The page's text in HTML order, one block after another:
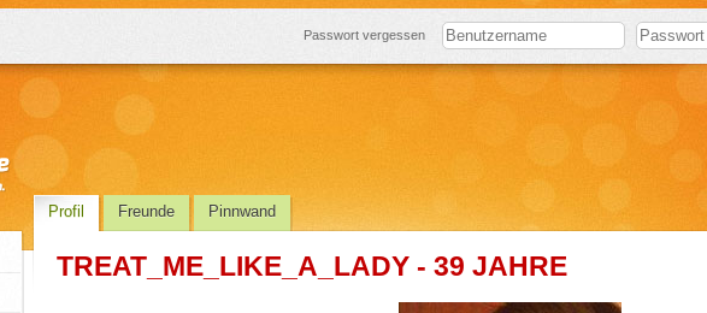
Passwort vergessen
Profil Freunde Pinnwand
TREAT_ME_LIKE_A_LADY - 39 JAHRE